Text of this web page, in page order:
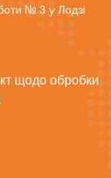
№ 3 у Лодзі
щодо обробки